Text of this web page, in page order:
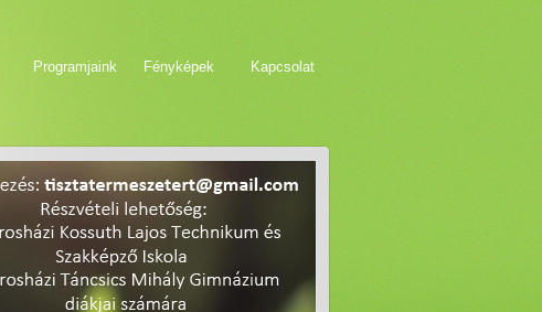
Programjaink Fényképek Kapcsolat